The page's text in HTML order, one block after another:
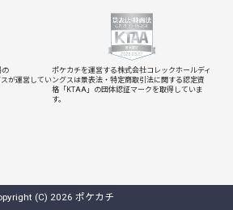
の
が運営してい
ポケカチを運営する株式会社コレックホールディ
ングスは景表法・特定商取引法に関する認定資
格「KTAA」の団体認証マークを取得していま
す。
(C) 2026 ポケカチ